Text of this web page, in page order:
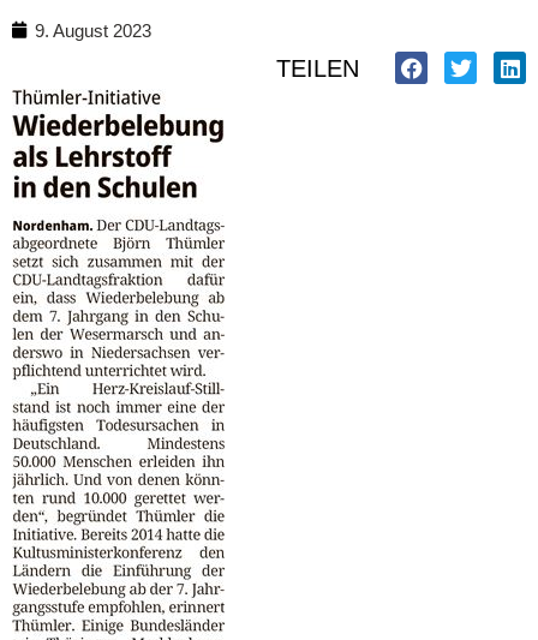
9. August 2023
TEILEN